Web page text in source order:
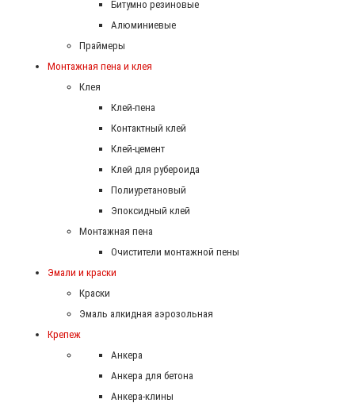
Битумно резиновые
Алюминиевые
Праймеры
Монтажная пена и клея
Клея
Клей-пена
Контактный клей
Клей-цемент
Клей для рубероида
Полиуретановый
Эпоксидный клей
Монтажная пена
Очистители монтажной пены
Эмали и краски
Краски
Эмаль алкидная аэрозольная
Крепеж
Анкера
Анкера для бетона
Анкера-клины